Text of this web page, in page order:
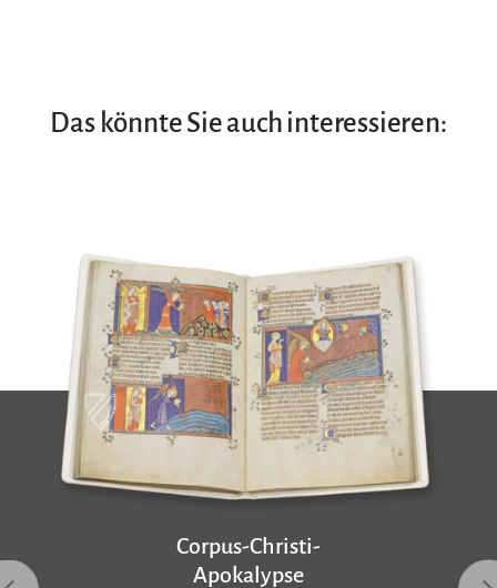
Das könnte Sie auch interessieren:
Corpus-Christi-
Apokalypse